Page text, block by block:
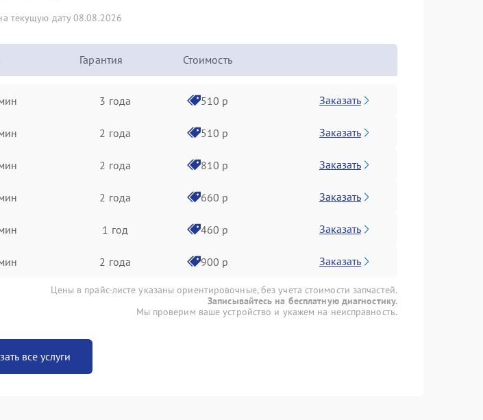
текущую дату 08.08.2026
Гарантия Стоимость
3 года 510 р Заказать
2 года 510 р Заказать
2 года 810 р Заказать
2 года 660 р Заказать
1 год 460 р Заказать
2 года 900 р Заказать
Цены в прайс-листе указаны ориентировочные, без учета стоимости запчастей.
Записывайтесь на бесплатную диагностику.
Мы проверим ваше устройство и укажем на неисправность.
все услуги